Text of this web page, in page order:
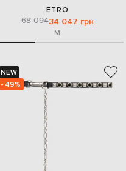
ETRO
68 09434 047 грн
M
NEW
- 49%